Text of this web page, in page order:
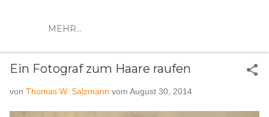
MEHR…
Ein Fotograf zum Haare raufen
von Thomas W. Salzmann vom August 30, 2014